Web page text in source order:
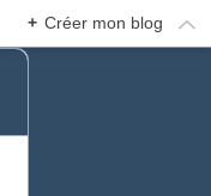
+ Créer mon blog